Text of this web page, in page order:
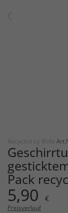
Recycled by Wille
Pack
5,90 €
Preisverlauf